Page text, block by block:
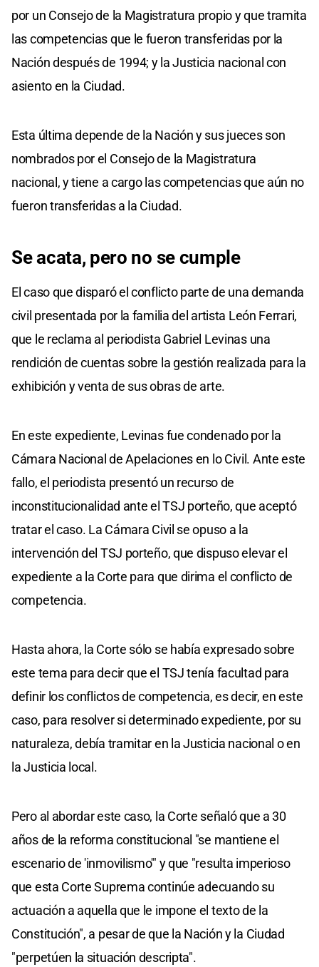
por un Consejo de la Magistratura propio y que tramita
las competencias que le fueron transferidas por la
Nación después de 1994; y la Justicia nacional con
asiento en la Ciudad.
Esta última depende de la Nación y sus jueces son
nombrados por el Consejo de la Magistratura
nacional, y tiene a cargo las competencias que aún no
fueron transferidas a la Ciudad.
Se acata, pero no se cumple
El caso que disparó el conflicto parte de una demanda
civil presentada por la familia del artista León Ferrari,
que le reclama al periodista Gabriel Levinas una
rendición de cuentas sobre la gestión realizada para la
exhibición y venta de sus obras de arte.
En este expediente, Levinas fue condenado por la
Cámara Nacional de Apelaciones en lo Civil. Ante este
fallo, el periodista presentó un recurso de
inconstitucionalidad ante el TSJ porteño, que aceptó
tratar el caso. La Cámara Civil se opuso a la
intervención del TSJ porteño, que dispuso elevar el
expediente a la Corte para que dirima el conflicto de
competencia.
Hasta ahora, la Corte sólo se había expresado sobre
este tema para decir que el TSJ tenía facultad para
definir los conflictos de competencia, es decir, en este
caso, para resolver si determinado expediente, por su
naturaleza, debía tramitar en la Justicia nacional o en
la Justicia local.
Pero al abordar este caso, la Corte señaló que a 30
años de la reforma constitucional "se mantiene el
escenario de 'inmovilismo'" y que "resulta imperioso
que esta Corte Suprema continúe adecuando su
actuación a aquella que le impone el texto de la
Constitución", a pesar de que la Nación y la Ciudad
"perpetúen la situación descripta".